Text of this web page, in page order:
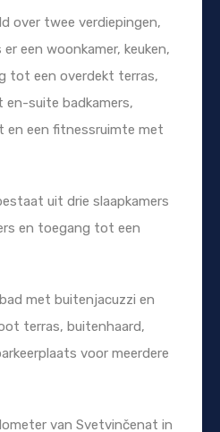
over twee verdiepingen,
een woonkamer, keuken,
tot een overdekt terras,
en-suite badkamers,
en een fitnessruimte met
uit drie slaapkamers
en toegang tot een
met buitenjacuzzi en
terras, buitenhaard,
voor meerdere
van Svetvinčenat in